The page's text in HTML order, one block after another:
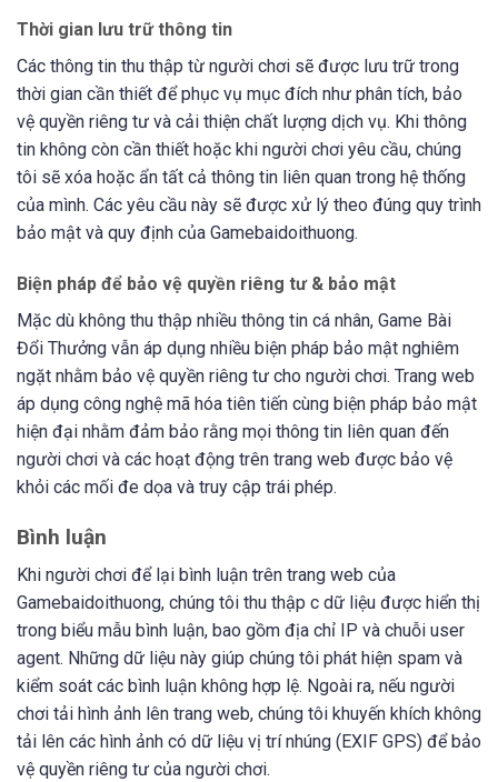
Thời gian lưu trữ thông tin
Các thông tin thu thập từ người chơi sẽ được lưu trữ trong
thời gian cần thiết để phục vụ mục đích như phân tích, bảo
vệ quyền riêng tư và cải thiện chất lượng dịch vụ. Khi thông
tin không còn cần thiết hoặc khi người chơi yêu cầu, chúng
tôi sẽ xóa hoặc ẩn tất cả thông tin liên quan trong hệ thống
của mình. Các yêu cầu này sẽ được xử lý theo đúng quy trình
bảo mật và quy định của Gamebaidoithuong.
Biện pháp để bảo vệ quyền riêng tư & bảo mật
Mặc dù không thu thập nhiều thông tin cá nhân, Game Bài
Đổi Thưởng vẫn áp dụng nhiều biện pháp bảo mật nghiêm
ngặt nhằm bảo vệ quyền riêng tư cho người chơi. Trang web
áp dụng công nghệ mã hóa tiên tiến cùng biện pháp bảo mật
hiện đại nhằm đảm bảo rằng mọi thông tin liên quan đến
người chơi và các hoạt động trên trang web được bảo vệ
khỏi các mối đe dọa và truy cập trái phép.
Bình luận
Khi người chơi để lại bình luận trên trang web của
Gamebaidoithuong, chúng tôi thu thập c dữ liệu được hiển thị
trong biểu mẫu bình luận, bao gồm địa chỉ IP và chuỗi user
agent. Những dữ liệu này giúp chúng tôi phát hiện spam và
kiểm soát các bình luận không hợp lệ. Ngoài ra, nếu người
chơi tải hình ảnh lên trang web, chúng tôi khuyến khích không
tải lên các hình ảnh có dữ liệu vị trí nhúng (EXIF GPS) để bảo
vệ quyền riêng tư của người chơi.